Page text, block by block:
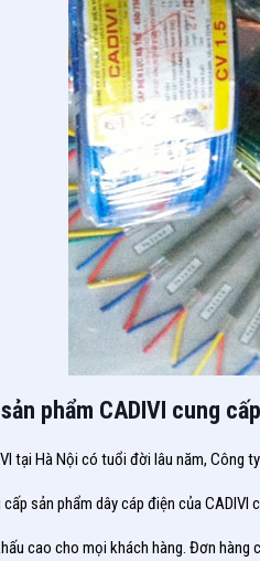
phẩm CADIVI cung
tại Hà Nội có tuổi đời lâu năm, Công
sản phẩm dây cáp điện của CADIVI
cao cho mọi khách hàng. Đơn hàng